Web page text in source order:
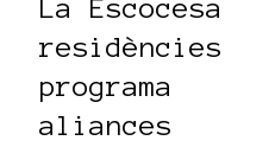
La Escocesa
residències
programa
aliances